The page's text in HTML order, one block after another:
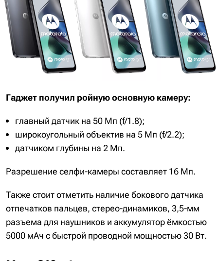
Гаджет получил ройную основную камеру:
главный датчик на 50 Мп (f/1.8);
широкоугольный объектив на 5 Мп (f/2.2);
датчиком глубины на 2 Мп.
Разрешение селфи-камеры составляет 16 Мп.
Также стоит отметить наличие бокового датчика
отпечатков пальцев, стерео-динамиков, 3,5-мм
разъема для наушников и аккумулятор ёмкостью
5000 мАч с быстрой проводной мощностью 30 Вт.